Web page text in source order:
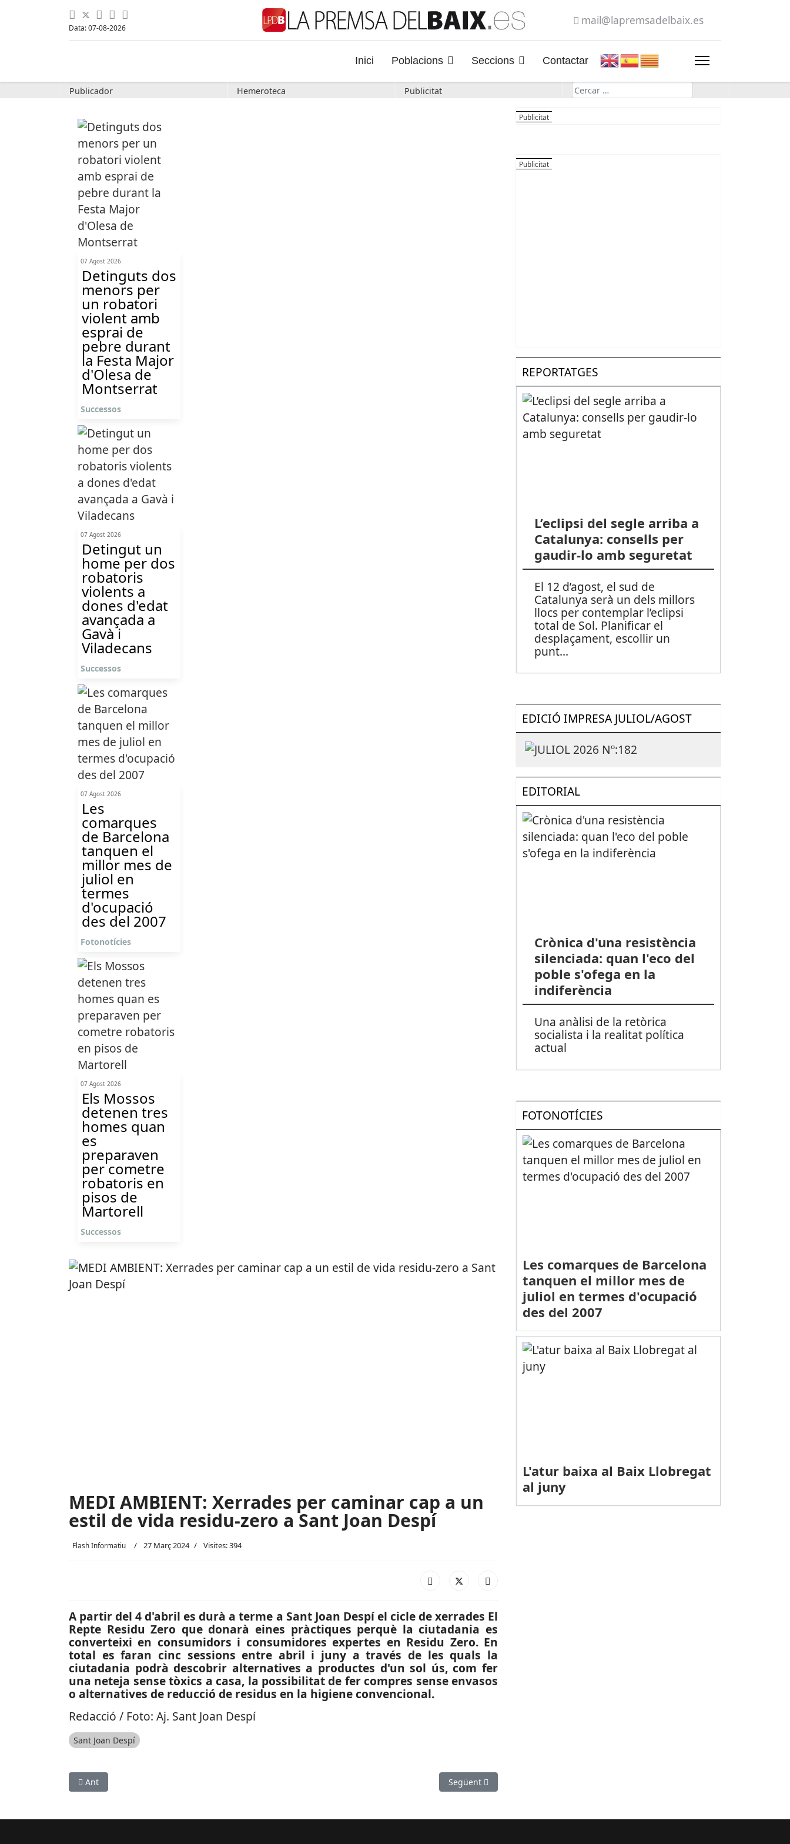
Data: 07-08-2026
mail@lapremsadelbaix.es
Inici Poblacions Seccions Contactar
Publicador Hemeroteca Publicitat Cerca
07 Agost 2026
Detinguts dos
menors per
un robatori
violent amb
esprai de
pebre durant
la Festa Major
d'Olesa de
Montserrat
Successos
07 Agost 2026
Detingut un
home per dos
robatoris
violents a
dones d'edat
avançada a
Gavà i
Viladecans
Successos
07 Agost 2026
Les
comarques
de Barcelona
tanquen el
millor mes de
juliol en
termes
d'ocupació
des del 2007
Fotonotícies
07 Agost 2026
Els Mossos
detenen tres
homes quan
es
preparaven
per cometre
robatoris en
pisos de
Martorell
Successos
MEDI AMBIENT: Xerrades per caminar cap a un
estil de vida residu-zero a Sant Joan Despí
Flash Informatiu 27 Març 2024 Visites: 394
A partir del 4 d'abril es durà a terme a Sant Joan Despí el cicle de xerrades El
Repte Residu Zero que donarà eines pràctiques perquè la ciutadania es
converteixi en consumidors i consumidores expertes en Residu Zero. En
total es faran cinc sessions entre abril i juny a través de les quals la
ciutadania podrà descobrir alternatives a productes d'un sol ús, com fer
una neteja sense tòxics a casa, la possibilitat de fer compres sense envasos
o alternatives de reducció de residus en la higiene convencional.
Redacció / Foto: Aj. Sant Joan Despí
Sant Joan Despí
Article anterior: SOCIETAT: Els autobusos M9 (Esparreguera i Abrera) i M1 (Olesa) estrenaran servei aquest pròxim dimarts per la nova B-40
Ant Article següent: SUCCESSOS: Intenten robar en una botiga de telefonia mòbil a Sant
Següent
REPORTATGES
L’eclipsi del segle arriba a
Catalunya: consells per
gaudir-lo amb seguretat
El 12 d’agost, el sud de
Catalunya serà un dels millors
llocs per contemplar l’eclipsi
total de Sol. Planificar el
desplaçament, escollir un
punt...
EDICIÓ IMPRESA JULIOL/AGOST
EDITORIAL
Crònica d'una resistència
silenciada: quan l'eco del
poble s'ofega en la
indiferència
Una anàlisi de la retòrica
socialista i la realitat política
actual
FOTONOTÍCIES
Les comarques de Barcelona
tanquen el millor mes de
juliol en termes d'ocupació
des del 2007
L'atur baixa al Baix Llobregat
al juny